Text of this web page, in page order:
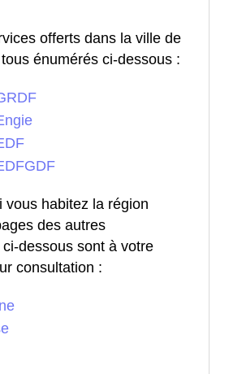
offerts dans la ville de
énumérés ci-dessous :
vous habitez la région
des autres
dessous sont à votre
consultation :